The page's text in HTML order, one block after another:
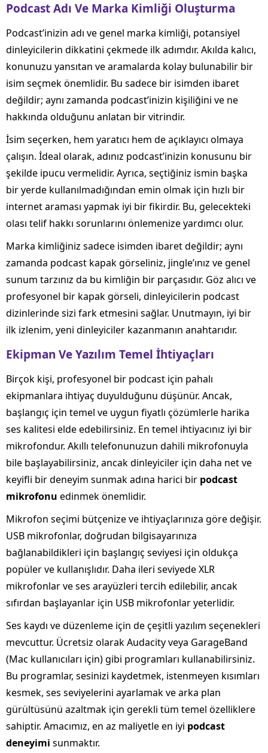
Podcast Adı Ve Marka Kimliği Oluşturma
Podcast’inizin adı ve genel marka kimliği, potansiyel
dinleyicilerin dikkatini çekmede ilk adımdır. Akılda kalıcı,
konunuzu yansıtan ve aramalarda kolay bulunabilir bir
isim seçmek önemlidir. Bu sadece bir isimden ibaret
değildir; aynı zamanda podcast’inizin kişiliğini ve ne
hakkında olduğunu anlatan bir vitrindir.
İsim seçerken, hem yaratıcı hem de açıklayıcı olmaya
çalışın. İdeal olarak, adınız podcast’inizin konusunu bir
şekilde ipucu vermelidir. Ayrıca, seçtiğiniz ismin başka
bir yerde kullanılmadığından emin olmak için hızlı bir
internet araması yapmak iyi bir fikirdir. Bu, gelecekteki
olası telif hakkı sorunlarını önlemenize yardımcı olur.
Marka kimliğiniz sadece isimden ibaret değildir; aynı
zamanda podcast kapak görseliniz, jingle’ınız ve genel
sunum tarzınız da bu kimliğin bir parçasıdır. Göz alıcı ve
profesyonel bir kapak görseli, dinleyicilerin podcast
dizinlerinde sizi fark etmesini sağlar. Unutmayın, iyi bir
ilk izlenim, yeni dinleyiciler kazanmanın anahtarıdır.
Ekipman Ve Yazılım Temel İhtiyaçları
Birçok kişi, profesyonel bir podcast için pahalı
ekipmanlara ihtiyaç duyulduğunu düşünür. Ancak,
başlangıç için temel ve uygun fiyatlı çözümlerle harika
ses kalitesi elde edebilirsiniz. En temel ihtiyacınız iyi bir
mikrofondur. Akıllı telefonunuzun dahili mikrofonuyla
bile başlayabilirsiniz, ancak dinleyiciler için daha net ve
keyifli bir deneyim sunmak adına harici bir podcast
mikrofonu edinmek önemlidir.
Mikrofon seçimi bütçenize ve ihtiyaçlarınıza göre değişir.
USB mikrofonlar, doğrudan bilgisayarınıza
bağlanabildikleri için başlangıç seviyesi için oldukça
popüler ve kullanışlıdır. Daha ileri seviyede XLR
mikrofonlar ve ses arayüzleri tercih edilebilir, ancak
sıfırdan başlayanlar için USB mikrofonlar yeterlidir.
Ses kaydı ve düzenleme için de çeşitli yazılım seçenekleri
mevcuttur. Ücretsiz olarak Audacity veya GarageBand
(Mac kullanıcıları için) gibi programları kullanabilirsiniz.
Bu programlar, sesinizi kaydetmek, istenmeyen kısımları
kesmek, ses seviyelerini ayarlamak ve arka plan
gürültüsünü azaltmak için gerekli tüm temel özelliklere
sahiptir. Amacımız, en az maliyetle en iyi podcast
deneyimi sunmaktır.